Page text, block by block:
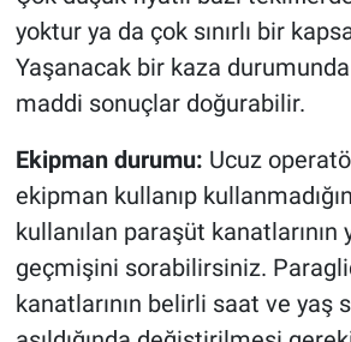
yoktur ya da çok sınırlı bir
Yaşanacak bir kaza
maddi sonuçlar doğurabilir.
Ekipman durumu: Ucuz
ekipman kullanıp
kullanılan paraşüt kanatlarının
geçmişini sorabilirsiniz.
kanatlarının belirli saat ve yaş